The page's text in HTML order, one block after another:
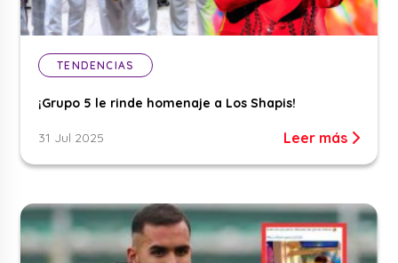
TENDENCIAS
¡Grupo 5 le rinde homenaje a Los Shapis!
31 Jul 2025 Leer más